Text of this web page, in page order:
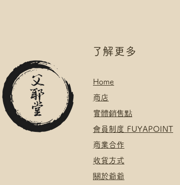
​了解更多
Home
​商店
​實體銷售點
​會員制度 FUYAPOINT
​商業合作
​收貨方式
關於爺爺